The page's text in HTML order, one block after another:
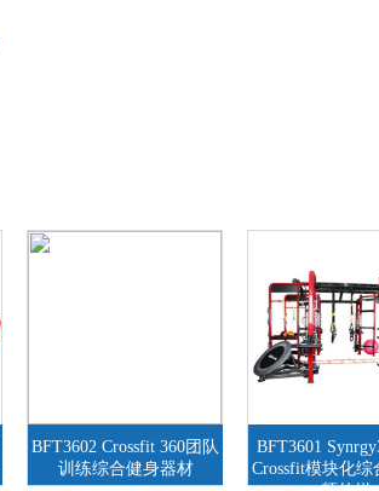
BFT3602 Crossfit 360团队
训练综合健身器材
BFT3601
Crossfit模块化综